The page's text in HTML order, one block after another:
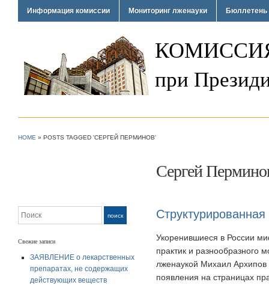
Информация комиссии Мониторинг лженауки Бюллетень
при
HOME » POSTS TAGGED 'СЕРГЕЙ ПЕРМИНОВ'
Сергей
Поиск поиск
Свежие записи
ЗАЯВЛЕНИЕ о лекарственных
препаратах, не содержащих
действующих веществ
Укоренившиеся в России
практик и разнообразного
лженаукой Михаил Архипов
появления на страницах